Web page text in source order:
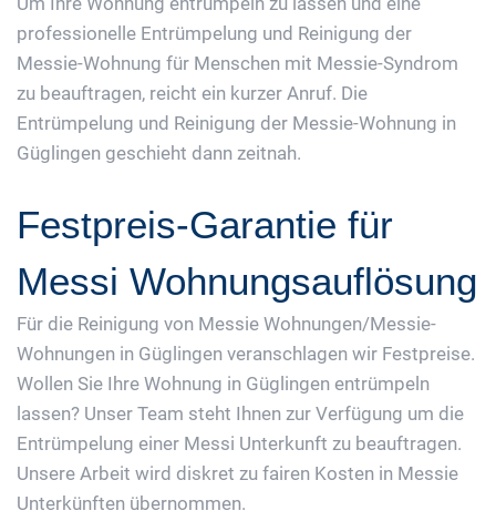
professionelle Entrümpelung und Reinigung der
Messie-Wohnung für Menschen mit Messie-Syndrom
zu beauftragen, reicht ein kurzer Anruf. Die
Entrümpelung und Reinigung der Messie-Wohnung in
Güglingen geschieht dann zeitnah.
Festpreis-Garantie für
Messi Wohnungsauflösung
Für die Reinigung von Messie Wohnungen/Messie-
Wohnungen in Güglingen veranschlagen wir Festpreise.
Wollen Sie Ihre Wohnung in Güglingen entrümpeln
lassen? Unser Team steht Ihnen zur Verfügung um die
Entrümpelung einer Messi Unterkunft zu beauftragen.
Unsere Arbeit wird diskret zu fairen Kosten in Messie
Unterkünften übernommen.